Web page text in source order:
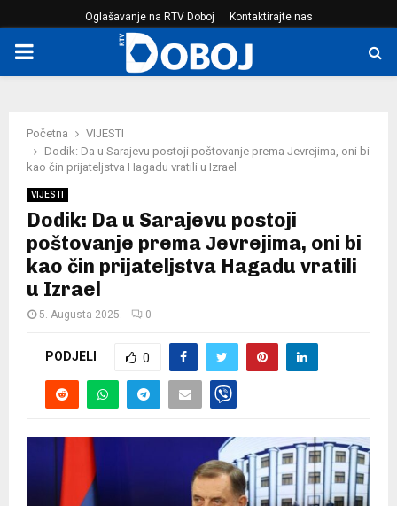
Oglašavanje na RTV Doboj Kontaktirajte nas
PRIMARY
Početna
VIJESTI
Dodik: Da u Sarajevu postoji poštovanje prema Јevrejima, oni bi
kao čin prijateljstva Hagadu vratili u Izrael
VIJESTI
Dodik: Da u Sarajevu postoji
poštovanje prema Јevrejima, oni bi
kao čin prijateljstva Hagadu vratili
u Izrael
5. Augusta 2025. 0
PODJELI 0